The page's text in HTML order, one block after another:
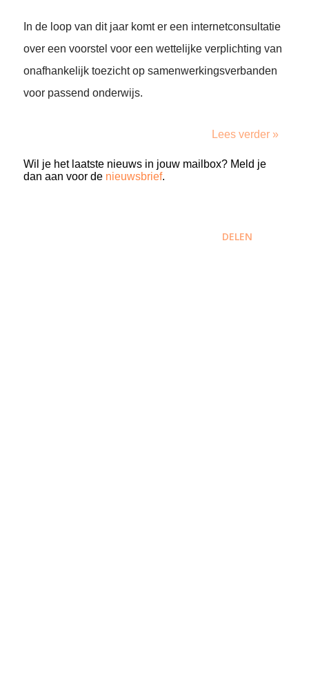
In de loop van dit jaar komt er een internetconsultatie
over een voorstel voor een wettelijke verplichting van
onafhankelijk toezicht op samenwerkingsverbanden
voor passend onderwijs.
Lees verder »
Wil je het laatste nieuws in jouw mailbox? Meld je
dan aan voor de nieuwsbrief.
DELEN